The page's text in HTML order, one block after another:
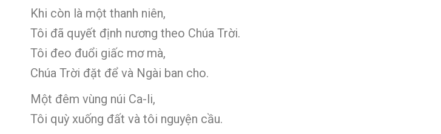
Khi còn là một thanh niên,
Tôi đã quyết định nương theo Chúa Trời.
Tôi đeo đuổi giấc mơ mà,
Chúa Trời đặt để và Ngài ban cho.
Một đêm vùng núi Ca-li,
Tôi quỳ xuống đất và tôi nguyện cầu.